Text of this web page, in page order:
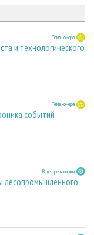
Тема номера
и технологического
Тема номера
событий
В центре внимания
лесопромышленного